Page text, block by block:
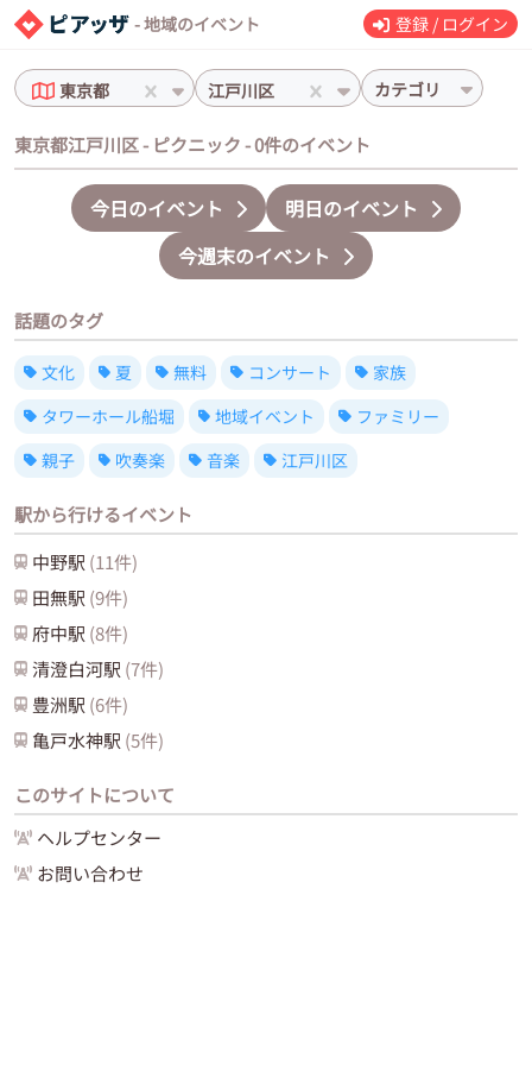
- 地域のイベント 登録 / ログイン
東京都 江戸川区 カテゴリ
東京都江戸川区 - ピクニック - 0件のイベント
今日のイベント
明日のイベント
今週末のイベント
話題のタグ
文化 夏 無料 コンサート
家族
タワーホール船堀
地域イベント
ファミリー
親子
吹奏楽 音楽 江戸川区
駅から行けるイベント
中野駅 (11件)
田無駅 (9件)
府中駅 (8件)
清澄白河駅 (7件)
豊洲駅 (6件)
亀戸水神駅 (5件)
このサイトについて
ヘルプセンター
お問い合わせ